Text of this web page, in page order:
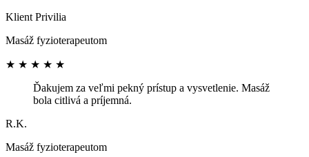
Klient Privilia
Masáž fyzioterapeutom
★ ★ ★ ★ ★
Ďakujem za veľmi pekný prístup a vysvetlenie. Masáž
bola citlivá a príjemná.
R.K.
Masáž fyzioterapeutom